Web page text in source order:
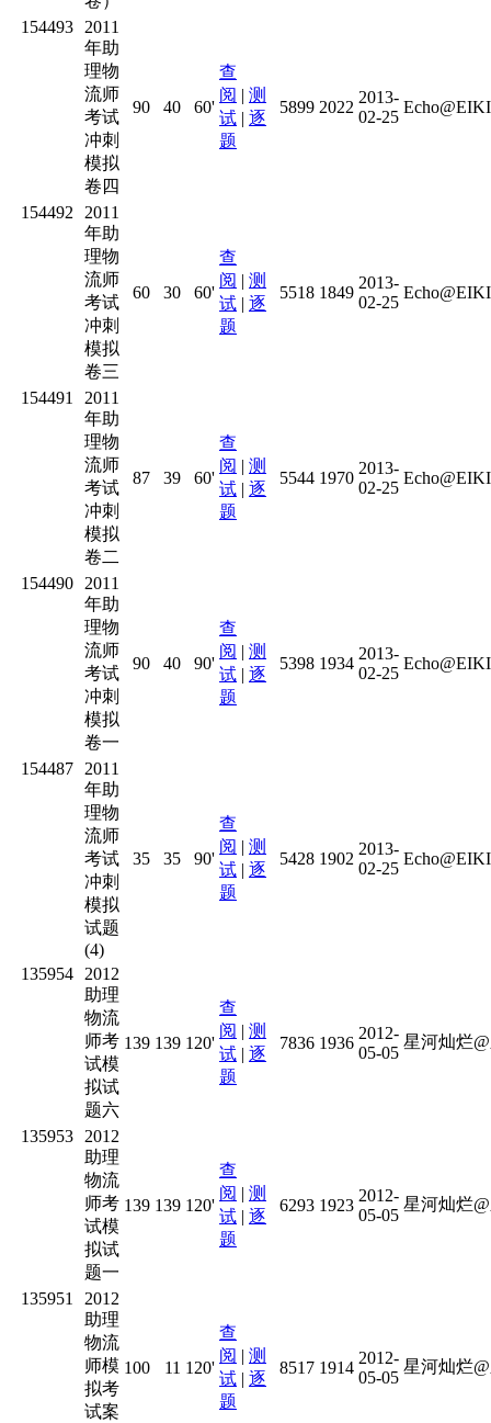
154493
2011
年助
理物
流师
考试
冲刺
模拟
卷四
90 40 60'
查
阅 | 测
试 | 逐
题
5899 2022
2013-
02-25
154492
2011
年助
理物
流师
考试
冲刺
模拟
卷三
60 30 60'
查
阅 | 测
试 | 逐
题
5518 1849
2013-
02-25
154491
2011
年助
理物
流师
考试
冲刺
模拟
卷二
87 39 60'
查
阅 | 测
试 | 逐
题
5544 1970
2013-
02-25
154490
2011
年助
理物
流师
考试
冲刺
模拟
卷一
90 40 90'
查
阅 | 测
试 | 逐
题
5398 1934
2013-
02-25
154487
2011
年助
理物
流师
考试
冲刺
模拟
试题
(4)
35 35 90'
查
阅 | 测
试 | 逐
题
5428 1902
2013-
02-25
135954
2012
助理
物流
师考
试模
拟试
题六
139 139 120'
查
阅 | 测
试 | 逐
题
7836 1936
2012-
05-05
星河灿烂
135953
2012
助理
物流
师考
试模
拟试
题一
139 139 120'
查
阅 | 测
试 | 逐
题
6293 1923
2012-
05-05
星河灿烂
135951
2012
助理
物流
师模
拟考
试案
100 11 120'
查
阅 | 测
试 | 逐
题
8517 1914
2012-
05-05
星河灿烂